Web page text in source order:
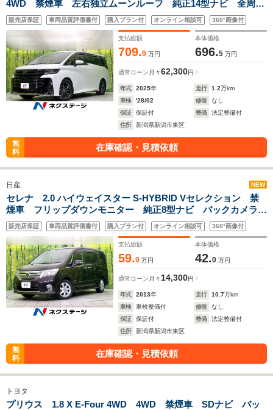
4WD 禁煙車 左右独立ムーンルーフ 純正14型ナビ 全周囲
カメラ フルセグ Bluetooth接続 純正フリップダウンモニ
ター 衝突軽減装置 レーダークルコン 三眼LEDヘッド 両
側電動スライドドア
販売店保証 車両品質評価書付 購入プラン付 オンライン相談可 360°画像付
支払総額
709.9 万円
本体価格
696.5 万円
通常ローン 月々62,300円
年式 2025年 走行 1.2万km
車検
'28/02 修復
なし
保証
保証付 整備
法定整備付
住所
新潟県新潟市東区
無
料
在庫確認・見積依頼
日産 NEW
セレナ 2.0 ハイウェイスター S-HYBRID Vセレクション 禁
煙車 フリップダウンモニター 純正8型ナビ バックカメラ
CD/DVD/フルセグ/Bluetooth 両側電動スライドドア クルー
ズコントロール HIDヘッド オートライト オートエアコ
ン ETC
販売店保証 車両品質評価書付 購入プラン付 オンライン相談可 360°画像付
支払総額
59.9 万円
本体価格
42.0 万円
通常ローン 月々 14,300円
年式 2013年 走行 10.7万km
車検
車検整備付 修復
なし
保証
保証付 整備
法定整備付
住所
新潟県新潟市東区
無
料
在庫確認・見積依頼
トヨタ
プリウス 1.8 X E-Four 4WD 4WD 禁煙車 SDナビ バッ